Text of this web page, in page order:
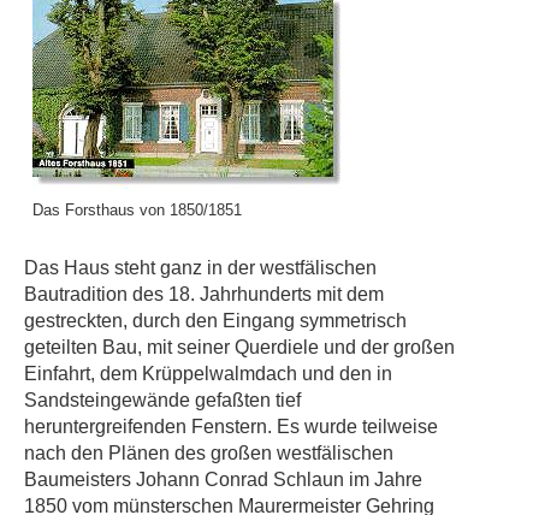
Das Forsthaus von 1850/1851
Das Haus steht ganz in der westfälischen
Bautradition des 18. Jahrhunderts mit dem
gestreckten, durch den Eingang symmetrisch
geteilten Bau, mit seiner Querdiele und der großen
Einfahrt, dem Krüppelwalmdach und den in
Sandsteingewände gefaßten tief
heruntergreifenden Fenstern. Es wurde teilweise
nach den Plänen des großen westfälischen
Baumeisters Johann Conrad Schlaun im Jahre
1850 vom münsterschen Maurermeister Gehring